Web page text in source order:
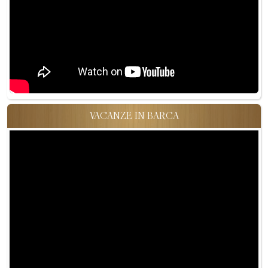
VACANZE IN BARCA